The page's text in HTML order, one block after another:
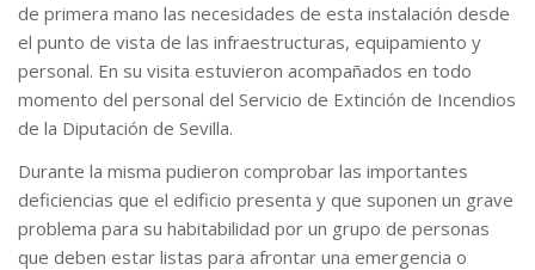
de primera mano las necesidades de esta instalación desde
el punto de vista de las infraestructuras, equipamiento y
personal. En su visita estuvieron acompañados en todo
momento del personal del Servicio de Extinción de Incendios
de la Diputación de Sevilla.
Durante la misma pudieron comprobar las importantes
deficiencias que el edificio presenta y que suponen un grave
problema para su habitabilidad por un grupo de personas
que deben estar listas para afrontar una emergencia o